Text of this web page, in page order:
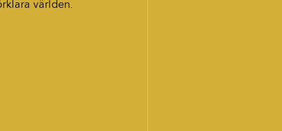
världen.